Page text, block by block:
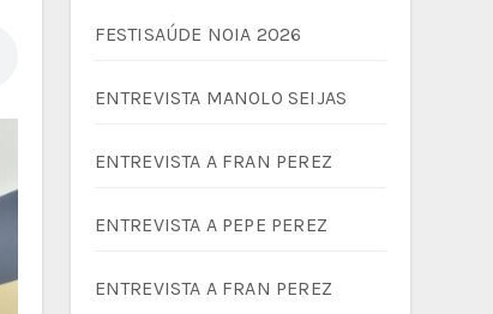
FESTISAÚDE NOIA 2026
ENTREVISTA MANOLO SEIJAS
ENTREVISTA A FRAN PEREZ
ENTREVISTA A PEPE PEREZ
ENTREVISTA A FRAN PEREZ